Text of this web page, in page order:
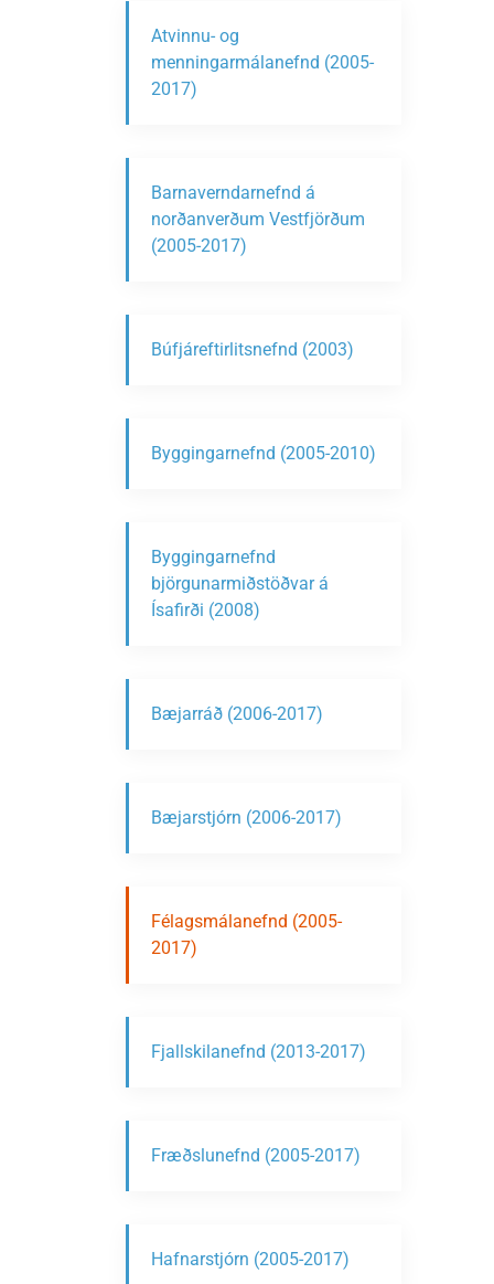
Atvinnu- og
menningarmálanefnd (2005-
2017)
Barnaverndarnefnd á
norðanverðum Vestfjörðum
(2005-2017)
Búfjáreftirlitsnefnd (2003)
Byggingarnefnd (2005-2010)
Byggingarnefnd
björgunarmiðstöðvar á
Ísafirði (2008)
Bæjarráð (2006-2017)
Bæjarstjórn (2006-2017)
Félagsmálanefnd (2005-
2017)
Fjallskilanefnd (2013-2017)
Fræðslunefnd (2005-2017)
Hafnarstjórn (2005-2017)